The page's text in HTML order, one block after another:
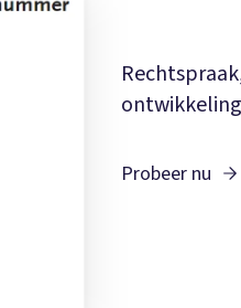
Probeer nu